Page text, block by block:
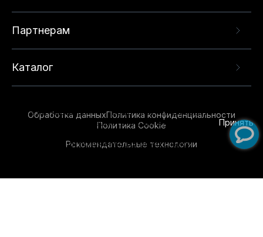
Партнерам
Каталог
Обработка данныхПолитика конфиденциальности
Политика Cookie
Рекомендательные технологии
опыта на нашем сайте. Продолжая использовать
данный сайт, вы соглашаетесь с использованием
технологий. Для получения дополнительной
Принять